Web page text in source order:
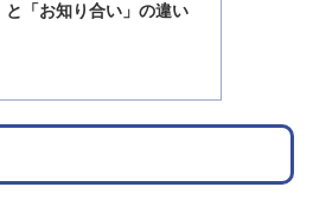
と「お知り合い」の違い